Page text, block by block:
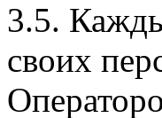
3.5.
своих